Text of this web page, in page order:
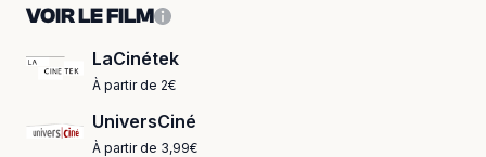
VOIR LE FILM
LaCinétek
À partir de 2€
UniversCiné
À partir de 3,99€